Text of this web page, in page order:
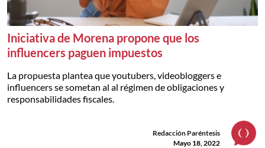
Iniciativa de Morena propone que los
influencers paguen impuestos
La propuesta plantea que youtubers, videobloggers e
influencers se sometan al al régimen de obligaciones y
responsabilidades fiscales.
Redacción Paréntesis
Mayo 18, 2022